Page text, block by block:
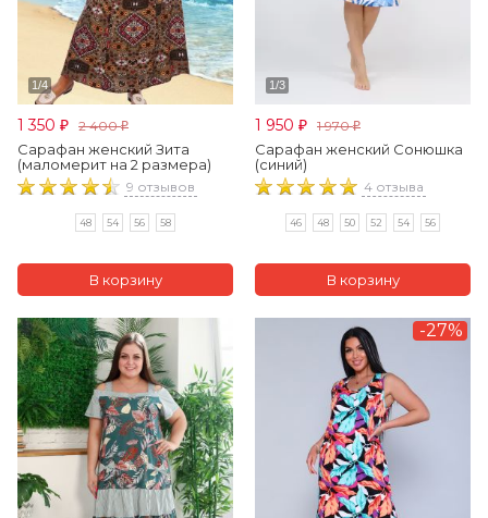
1 350 ₽ 2 400₽
Сарафан женский Зита
(маломерит на 2 размера)
9 отзывов
48 54 56 58
1 950 ₽ 1 970₽
Сарафан женский Сонюшка
(синий)
4 отзыва
46 48 50 52 54 56
-27%